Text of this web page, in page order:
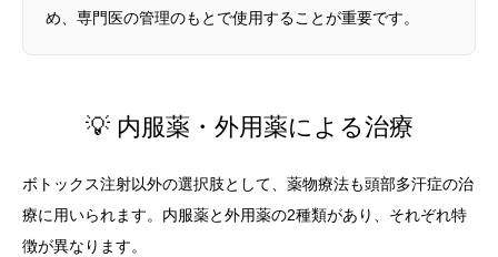
め、専門医の管理のもとで使用することが重要です。
💡 内服薬・外用薬による治療
ボトックス注射以外の選択肢として、薬物療法も頭部多汗症の治
療に用いられます。内服薬と外用薬の2種類があり、それぞれ特
徴が異なります。